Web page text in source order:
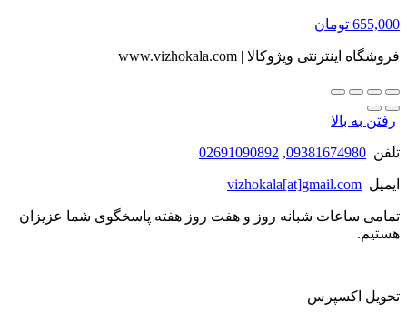
655,000 تومان
فروشگاه اینترنتی ویژوکالا | www.vizhokala.com
رفتن به بالا
تلفن 09381674980
,
02691090892
ایمیل vizhokala[at]gmail.com
تمامی ساعات شبانه روز و هفت روز هفته پاسخگوی شما عزیزان
هستیم.
تحویل اکسپرس